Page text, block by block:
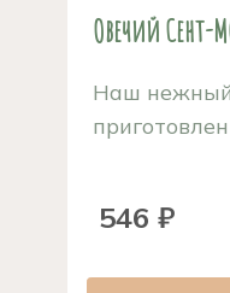
Овечий Сент-
Наш
546 ₽